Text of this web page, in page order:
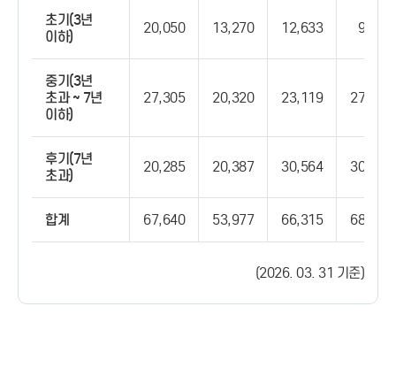
초기(3년
이하)
20,050 13,270 12,633 9,591
중기(3년
초과 ~ 7년
이하)
27,305 20,320 23,119 27,803
후기(7년
초과)
20,285 20,387 30,564 30,716
합계 67,640 53,977 66,315 68,111
(2026. 03. 31 기준)